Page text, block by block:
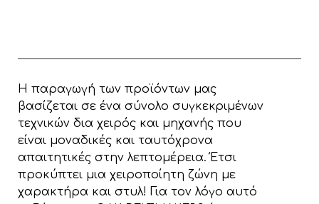
Η παραγωγή των προϊόντων μας
βασίζεται σε ένα σύνολο συγκεκριμένων
τεχνικών δια χειρός και μηχανής που
είναι μοναδικές και ταυτόχρονα
απαιτητικές στην λεπτομέρεια. Έτσι
προκύπτει μια χειροποίητη ζώνη με
χαρακτήρα και στυλ! Για τον λόγο αυτό